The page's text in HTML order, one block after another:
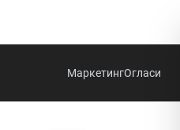
МаркетингОгласи